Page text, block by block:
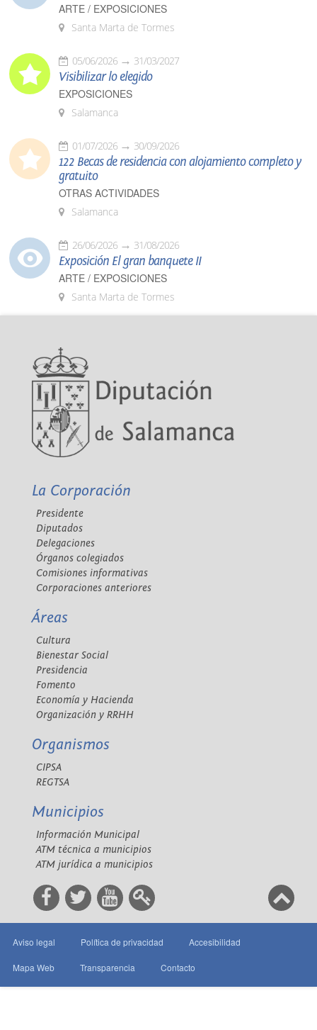
ARTE / EXPOSICIONES
Santa Marta de Tormes
05/06/2026 31/03/2027
Visibilizar lo elegido
EXPOSICIONES
Salamanca
01/07/2026 30/09/2026
122 Becas de residencia con alojamiento completo y
gratuito
OTRAS ACTIVIDADES
Salamanca
26/06/2026 31/08/2026
Exposición El gran banquete II
ARTE / EXPOSICIONES
Santa Marta de Tormes
La Corporación
Presidente
Diputados
Delegaciones
Órganos colegiados
Comisiones informativas
Corporaciones anteriores
Áreas
Cultura
Bienestar Social
Presidencia
Fomento
Economía y Hacienda
Organización y RRHH
Organismos
CIPSA
REGTSA
Municipios
Información Municipal
ATM técnica a municipios
ATM jurídica a municipios
Aviso legal Política de privacidad Accesibilidad
Mapa Web Transparencia Contacto